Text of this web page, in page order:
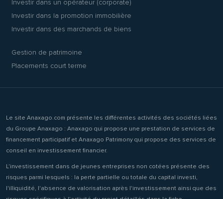
Investir dans un opérateur (corporate)
Investir dans la promotion immobilière
Investir dans des marchands de biens
Gestion de patrimoine
Placements court terme
Le site Anaxago.com présente les différentes activités des sociétés liées
du Groupe Anaxago : Anaxago qui propose une prestation de services de
financement participatif et Anaxago Patrimony qui propose des services de
conseil en investissement financier.
L'investissement dans de jeunes entreprises non cotées présente des
risques parmi lesquels : la perte partielle ou totale du capital investi,
l'illiquidité, l'absence de valorisation après l'investissement ainsi que des